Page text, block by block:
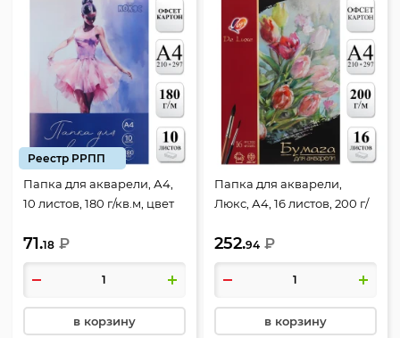
Реестр РРПП
Папка для акварели, А4,
10 листов, 180 г/кв.м, цвет
71.18 ₽
в корзину
Папка для акварели,
Люкс, А4, 16 листов, 200 г/
2079-08
252.94 ₽
в корзину